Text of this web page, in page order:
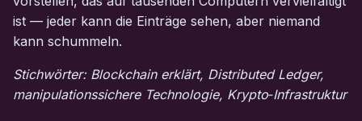
ist — jeder kann die Einträge sehen, aber niemand
kann schummeln.
Stichwörter: Blockchain erklärt, Distributed Ledger,
manipulationssichere Technologie, Krypto‑Infrastruktur